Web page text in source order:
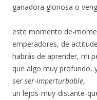
ganadora gloriosa o
este momento de-
emperadores, de
habrás de aprender, mi
que algo muy profundo,
ser ser-imperturbable,
un lejos-muy-distante-